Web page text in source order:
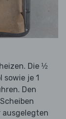
Die ½
sowie je 1
Den
ausgelegten